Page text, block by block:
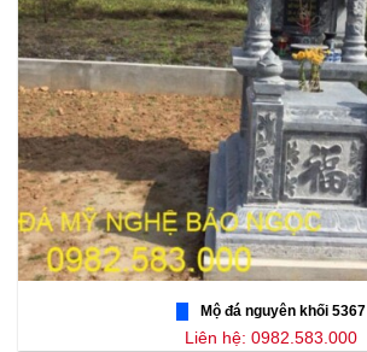
Mộ đá nguyên khối 5367
Liên hệ: 0982.583.000